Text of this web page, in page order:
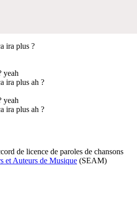
ira plus ?
yeah
ira plus ah ?
yeah
ira plus ah ?
de licence de paroles de chansons
et Auteurs de Musique (SEAM)